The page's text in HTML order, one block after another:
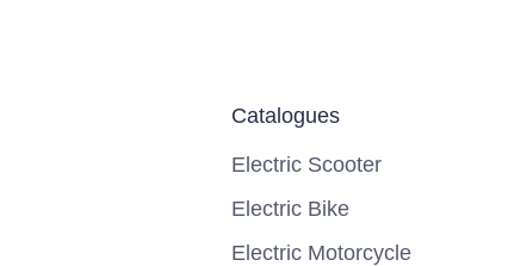
Catalogues
Electric Scooter
Electric Bike
Electric Motorcycle